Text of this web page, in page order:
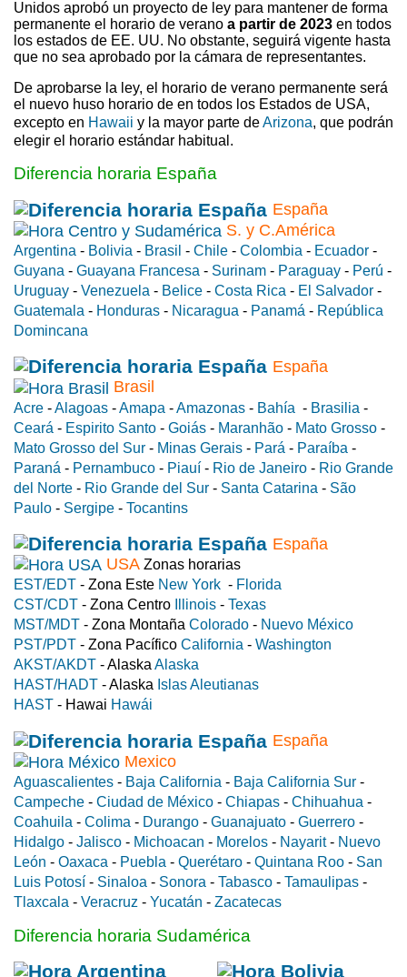
Unidos aprobó un proyecto de ley para mantener de forma
permanente el horario de verano a partir de 2023 en todos
los estados de EE. UU. No obstante, seguirá vigente hasta
que no sea aprobado por la cámara de representantes.
De aprobarse la ley, el horario de verano permanente será
el nuevo huso horario de en todos los Estados de USA,
excepto en Hawaii y la mayor parte deArizona, que podrán
elegir el horario estándar habitual.
Diferencia horaria España
España
S. y C.América
Argentina - Bolivia - Brasil - Chile - Colombia - Ecuador -
Guyana - Guayana Francesa - Surinam - Paraguay - Perú -
Uruguay - Venezuela - Belice - Costa Rica - El Salvador -
Guatemala - Honduras - Nicaragua - Panamá - República
Domincana
España
Brasil
Acre -Alagoas -Amapa -Amazonas - Bahía - Brasilia -
Ceará - Espirito Santo - Goiás - Maranhão - Mato Grosso -
Mato Grosso del Sur - Minas Gerais - Pará - Paraíba -
Paraná - Pernambuco - Piauí - Rio de Janeiro - Rio Grande
del Norte - Rio Grande del Sur - Santa Catarina - São
Paulo - Sergipe - Tocantins
España
USA Zonas horarias
EST/EDT - Zona Este New York - Florida
CST/CDT - Zona Centro Illinois - Texas
MST/MDT - Zona Montaña Colorado - Nuevo México
PST/PDT - Zona Pacífico California - Washington
AKST/AKDT - Alaska Alaska
HAST/HADT - Alaska Islas Aleutianas
HAST - Hawai Hawái
España
Mexico
Aguascalientes - Baja California - Baja California Sur -
Campeche - Ciudad de México - Chiapas - Chihuahua -
Coahuila - Colima - Durango - Guanajuato - Guerrero -
Hidalgo - Jalisco - Michoacan - Morelos - Nayarit- Nuevo
León - Oaxaca - Puebla - Querétaro - Quintana Roo - San
Luis Potosí - Sinaloa - Sonora - Tabasco - Tamaulipas -
Tlaxcala - Veracruz - Yucatán - Zacatecas
Diferencia horaria Sudamérica